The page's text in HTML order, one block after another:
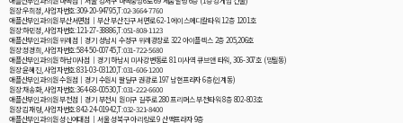
원장:우희정, 사업자번호:309-20-94795,T:02-3664-7760
애플산부인과의원 부산서면점│부산 부산진구 서면로 62-1 에이스메디칼타워 12층 1201호
원장:하민정, 사업자번호:121-27-38886,T:051-808-1123
애플산부인과의원 위례점│경기 성남시 수정구 위례광장로 322 아이플렉스 2층 205,206호
원장:정경희, 사업자번호:584-50-00745,T:031-722-5680
애플산부인과의원 하남미사점│경기 하남시 미사강변동로 81 미사역 큐브앤 타워, 306-307호 (망월동)
원장:윤혜진, 사업자번호:831-03-03120,T:031-606-1200
애플산부인과의원 수원점│경기 수원시 팔달구 권광로 197 남현프라자 6층(인계동)
원장:채송화, 사업자번호:364-68-00530,T:031-222-6600
애플산부인과의원 부천점│경기 부천시 원미구 길주로 280 프리머스 부천타워 8층 802-803호
원장:김재령, 사업자번호:842-24-01942,T:032-321-8400
애플산부인과의원 성신여대점│서울 성북구 아리랑로 9 산맥프라자 9층